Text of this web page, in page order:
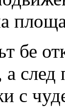
бе
след
с